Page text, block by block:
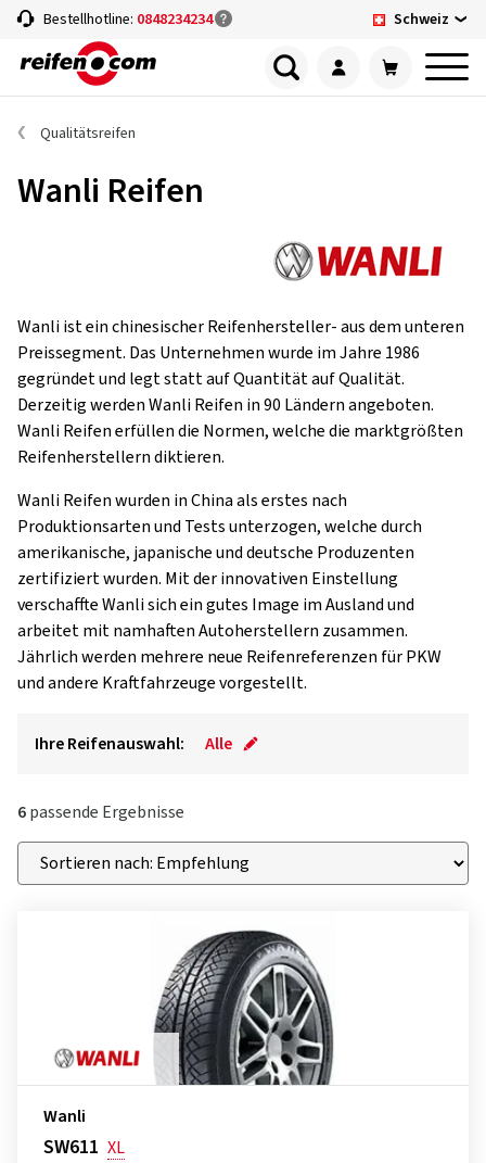
Bestellhotline: 0848234234 Schweiz
Qualitätsreifen
Wanli Reifen
Wanli ist ein chinesischer Reifenhersteller- aus dem unteren
Preissegment. Das Unternehmen wurde im Jahre 1986
gegründet und legt statt auf Quantität auf Qualität.
Derzeitig werden Wanli Reifen in 90 Ländern angeboten.
Wanli Reifen erfüllen die Normen, welche die marktgrößten
Reifenherstellern diktieren.
Wanli Reifen wurden in China als erstes nach
Produktionsarten und Tests unterzogen, welche durch
amerikanische, japanische und deutsche Produzenten
zertifiziert wurden. Mit der innovativen Einstellung
verschaffte Wanli sich ein gutes Image im Ausland und
arbeitet mit namhaften Autoherstellern zusammen.
Jährlich werden mehrere neue Reifenreferenzen für PKW
und andere Kraftfahrzeuge vorgestellt.
Ihre Reifenauswahl: Alle
6passende Ergebnisse
Wanli
SW611 XL